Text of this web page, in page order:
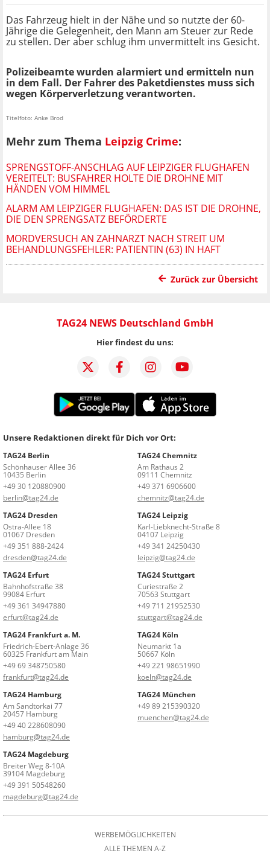
Das Fahrzeug hielt in der Nähe und so nutzte der 60-
Jährige die Gelegenheit, den Mann am Steuer zur Rede
zu stellen. Der aber schlug ihm unvermittelt ins Gesicht.
Polizeibeamte wurden alarmiert und ermitteln nun
in dem Fall. Der Fahrer des Paketdienstes muss sich
wegen Körperverletzung verantworten.
Titelfoto: Anke Brod
Mehr zum Thema Leipzig Crime:
SPRENGSTOFF-ANSCHLAG AUF LEIPZIGER FLUGHAFEN
VEREITELT: BUSFAHRER HOLTE DIE DROHNE MIT
HÄNDEN VOM HIMMEL
ALARM AM LEIPZIGER FLUGHAFEN: DAS IST DIE DROHNE,
DIE DEN SPRENGSATZ BEFÖRDERTE
MORDVERSUCH AN ZAHNARZT NACH STREIT UM
BEHANDLUNGSFEHLER: PATIENTIN (63) IN HAFT
Zurück zur Übersicht
TAG24 NEWS Deutschland GmbH
Hier findest du uns:
Unsere Redaktionen direkt für Dich vor Ort:
TAG24 Berlin
Schönhauser Allee 36
10435 Berlin
+49 30 120880900
berlin@tag24.de
TAG24 Chemnitz
Am Rathaus 2
09111 Chemnitz
+49 371 6906600
chemnitz@tag24.de
TAG24 Dresden
Ostra-Allee 18
01067 Dresden
+49 351 888-2424
dresden@tag24.de
TAG24 Leipzig
Karl-Liebknecht-Straße 8
04107 Leipzig
+49 341 24250430
leipzig@tag24.de
TAG24 Erfurt
Bahnhofstraße 38
99084 Erfurt
+49 361 34947880
erfurt@tag24.de
TAG24 Stuttgart
Curiestraße 2
70563 Stuttgart
+49 711 21952530
stuttgart@tag24.de
TAG24 Frankfurt a. M.
Friedrich-Ebert-Anlage 36
60325 Frankfurt am Main
+49 69 348750580
frankfurt@tag24.de
TAG24 Köln
Neumarkt 1a
50667 Köln
+49 221 98651990
koeln@tag24.de
TAG24 Hamburg
Am Sandtorkai 77
20457 Hamburg
+49 40 228608090
hamburg@tag24.de
TAG24 München
+49 89 215390320
muenchen@tag24.de
TAG24 Magdeburg
Breiter Weg 8-10A
39104 Magdeburg
+49 391 50548260
magdeburg@tag24.de
WERBEMÖGLICHKEITEN
ALLE THEMEN A-Z